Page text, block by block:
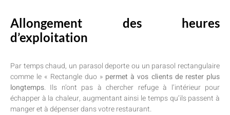
Allongement des heures
d’exploitation
Par temps chaud, un parasol deporte ou un parasol rectangulaire
comme le « Rectangle duo » permet à vos clients de rester plus
longtemps. Ils n’ont pas à chercher refuge à l’intérieur pour
échapper à la chaleur, augmentant ainsi le temps qu’ils passent à
manger et à dépenser dans votre restaurant.